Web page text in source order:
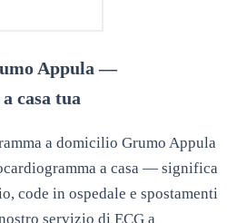
Appula —
casa tua
a domicilio Grumo Appula
a casa — significa
code in ospedale e spostamenti
servizio di ECG a